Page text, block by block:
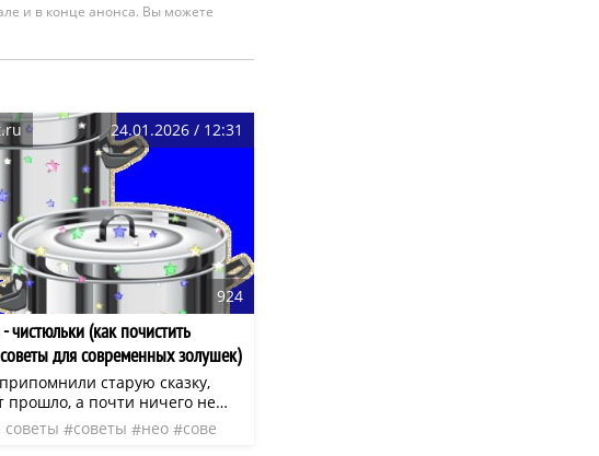
и в конце анонса. Вы можете
24.01.2026 / 12:31
924
чистюльки (как почистить
для современных золушек)
старую сказку,
прошло, а почти ничего не
И по сей день чистка посуды
домашние хлопоты,
советы нео сове